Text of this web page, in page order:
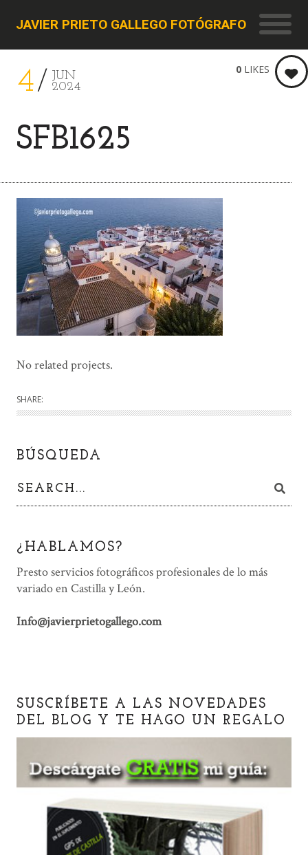
JAVIER PRIETO GALLEGO FOTÓGRAFO
4
JUN
2024
SFB1625
0 LIKES
No related projects.
SHARE:
BÚSQUEDA
¿HABLAMOS?
Presto servicios fotográficos profesionales de lo más
variado en Castilla y León.
Info@javierprietogallego.com
SUSCRÍBETE A LAS NOVEDADES
DEL BLOG Y TE HAGO UN REGALO